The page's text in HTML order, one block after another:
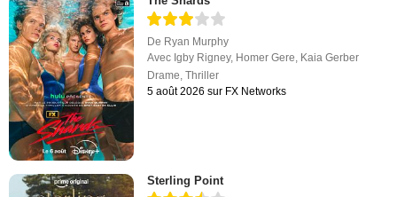
De Ryan Murphy
Avec Igby Rigney, Homer Gere Kaia Gerber
Drame ,Thriller
5 août 2026 sur FX Networks
Sterling Point